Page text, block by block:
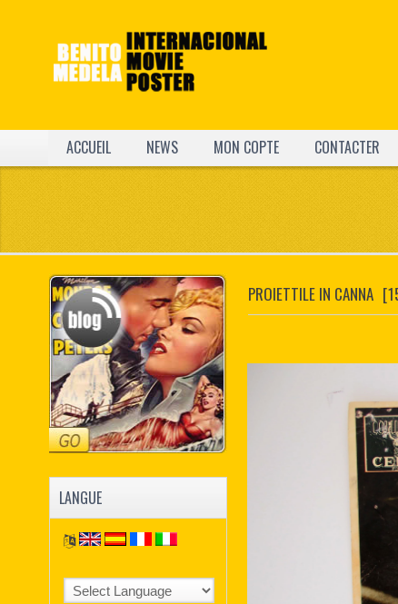
ACCUEIL NEWS MON COPTE CONTACTER
PROIETTILE IN CANNA
LANGUE